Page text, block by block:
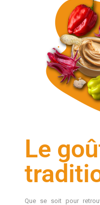
Le
Que se soit pour